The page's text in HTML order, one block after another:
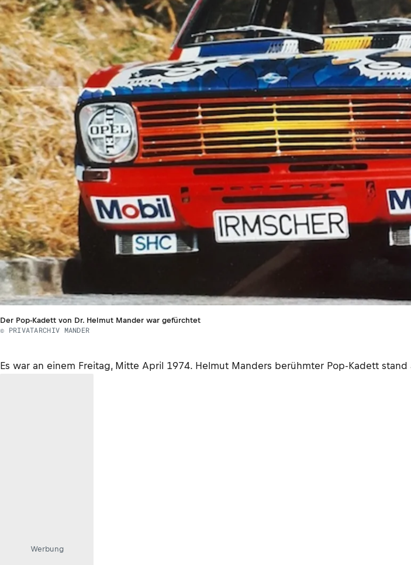
Der Pop-Kadett von Dr. Helmut Mander war gefürchtet
© PRIVATARCHIV MANDER
Es war an einem Freitag, Mitte April 1974. Helmut Manders berühmter Pop-Kadett
Werbung